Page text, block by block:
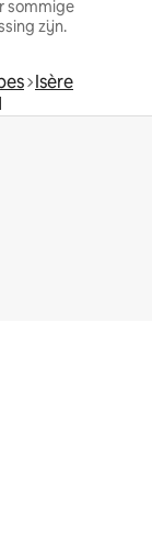
sommige
zijn.
Isère